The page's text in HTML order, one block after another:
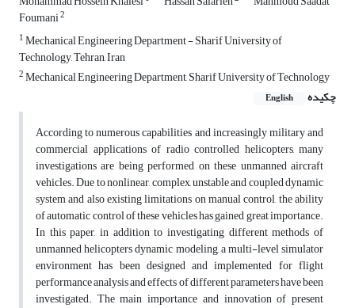
Foumani2
1Mechanical Engineering Department - Sharif University of
Technology, Tehran, Iran
2Mechanical Engineering Department, Sharif University of Technology
چکیده
English
According to numerous capabilities and increasingly military and
commercial applications of radio controlled helicopters, many
investigations are being performed on these unmanned aircraft
vehicles. Due to nonlinear, complex, unstable and coupled dynamic
system and also existing limitations on manual control, the ability
of automatic control of these vehicles has gained great importance.
In this paper, in addition to investigating different methods of
unmanned helicopters dynamic modeling, a multi-level simulator
environment has been designed and implemented for flight
performance analysis and effects of different parameters have been
investigated. The main importance and innovation of present